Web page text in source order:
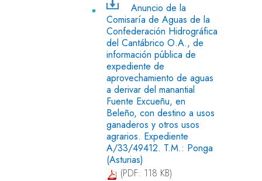
Anuncio de la
Comisaría de Aguas de la
Confederación Hidrográfica
del Cantábrico O.A., de
información pública de
expediente de
aprovechamiento de aguas
a derivar del manantial
Fuente Excueñu, en
Beleño, con destino a usos
ganaderos y otros usos
agrarios. Expediente
A/33/49412. T.M.: Ponga
(Asturias)
(PDF: 118 KB)